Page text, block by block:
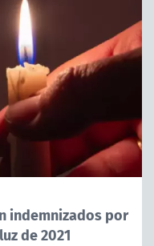
indemnizados por
de 2021